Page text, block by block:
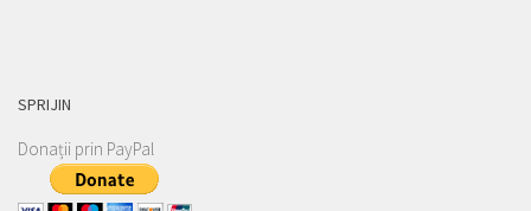
SPRIJIN
Donații prin PayPal